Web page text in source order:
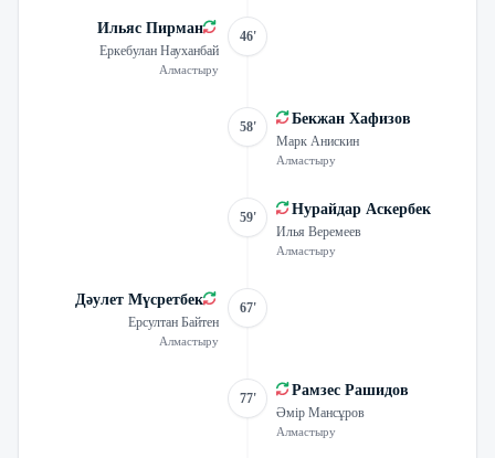
Ильяс Пирман
Еркебулан Науханбай
Алмастыру
46'
58' Бекжан Хафизов
Марк Анискин
Алмастыру
59' Нурайдар Аскербек
Илья Веремеев
Алмастыру
Дәулет Мүсретбек
Ерсултан Байтен
Алмастыру
67'
77' Рамзес Рашидов
Әмір Мансұров
Алмастыру